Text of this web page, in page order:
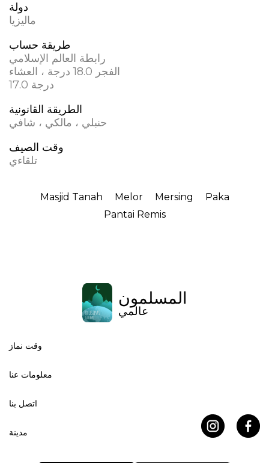
دولة
ماليزيا
طريقة حساب
رابطة العالم الإسلامي
الفجر 18.0 درجة ، العشاء
17.0 درجة
الطريقة القانونية
حنبلي ، مالكي ، شافي
وقت الصيف
تلقاءي
Masjid Tanah Melor Mersing
Paka
Pantai Remis
المسلمون
عالمي
وقت نماز
معلومات عنا
اتصل بنا
مدينة